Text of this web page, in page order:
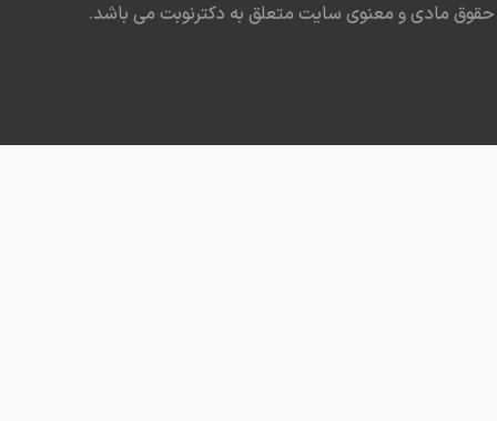
مادی و معنوی سایت متعلق به دکترنوبت می باشد.